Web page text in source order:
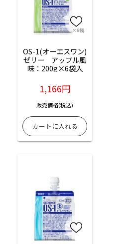
OS-1(オーエスワン)
ゼリー　アップル風
味：200g×6袋入
1,166円
販売価格(税込)